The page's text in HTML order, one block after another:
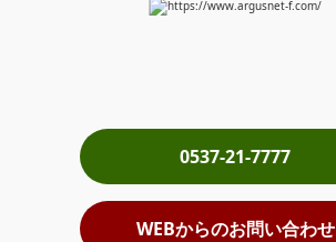
0537-21-7777
WEBからのお問い合わせ